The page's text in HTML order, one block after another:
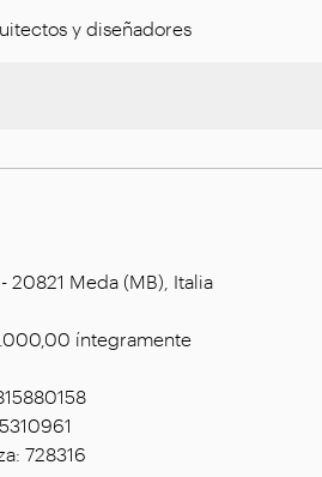
y diseñadores
20821 Meda (MB), Italia
íntegramente
728316